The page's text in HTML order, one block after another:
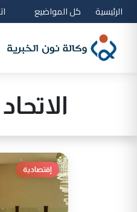
الرئيسية كل المواضيع
إقتصادية